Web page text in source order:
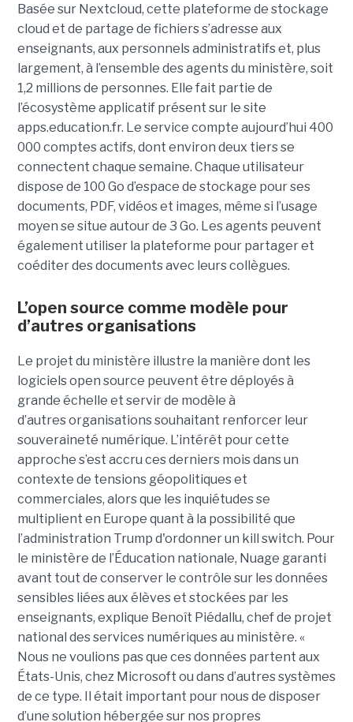
Basée sur Nextcloud, cette plateforme de stockage
cloud et de partage de fichiers s’adresse aux
enseignants, aux personnels administratifs et, plus
largement, à l’ensemble des agents du ministère, soit
1,2 millions de personnes. Elle fait partie de
l’écosystème applicatif présent sur le site
apps.education.fr. Le service compte aujourd’hui 400
000 comptes actifs, dont environ deux tiers se
connectent chaque semaine. Chaque utilisateur
dispose de 100 Go d’espace de stockage pour ses
documents, PDF, vidéos et images, même si l’usage
moyen se situe autour de 3 Go. Les agents peuvent
également utiliser la plateforme pour partager et
coéditer des documents avec leurs collègues.
L’open source comme modèle pour
d’autres organisations
Le projet du ministère illustre la manière dont les
logiciels open source peuvent être déployés à
grande échelle et servir de modèle à
d’autres organisations souhaitant renforcer leur
souveraineté numérique. L’intérêt pour cette
approche s’est accru ces derniers mois dans un
contexte de tensions géopolitiques et
commerciales, alors que les inquiétudes se
multiplient en Europe quant à la possibilité que
l’administration Trump d'ordonner un kill switch. Pour
le ministère de l’Éducation nationale, Nuage garanti
avant tout de conserver le contrôle sur les données
sensibles liées aux élèves et stockées par les
enseignants, explique Benoît Piédallu, chef de projet
national des services numériques au ministère. «
Nous ne voulions pas que ces données partent aux
États-Unis, chez Microsoft ou dans d’autres systèmes
de ce type. Il était important pour nous de disposer
d’une solution hébergée sur nos propres